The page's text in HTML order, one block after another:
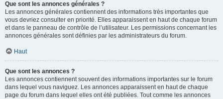
Que sont les annonces générales ?
Les annonces générales contiennent des informations très importantes que
vous devriez consulter en priorité. Elles apparaissent en haut de chaque forum
et dans le panneau de contrôle de l’utilisateur. Les permissions concernant les
annonces générales sont définies par les administrateurs du forum.
Haut
Que sont les annonces ?
Les annonces contiennent souvent des informations importantes sur le forum
dans lequel vous naviguez. Les annonces apparaissent en haut de chaque
page du forum dans lequel elles ont été publiées. Tout comme les annonces